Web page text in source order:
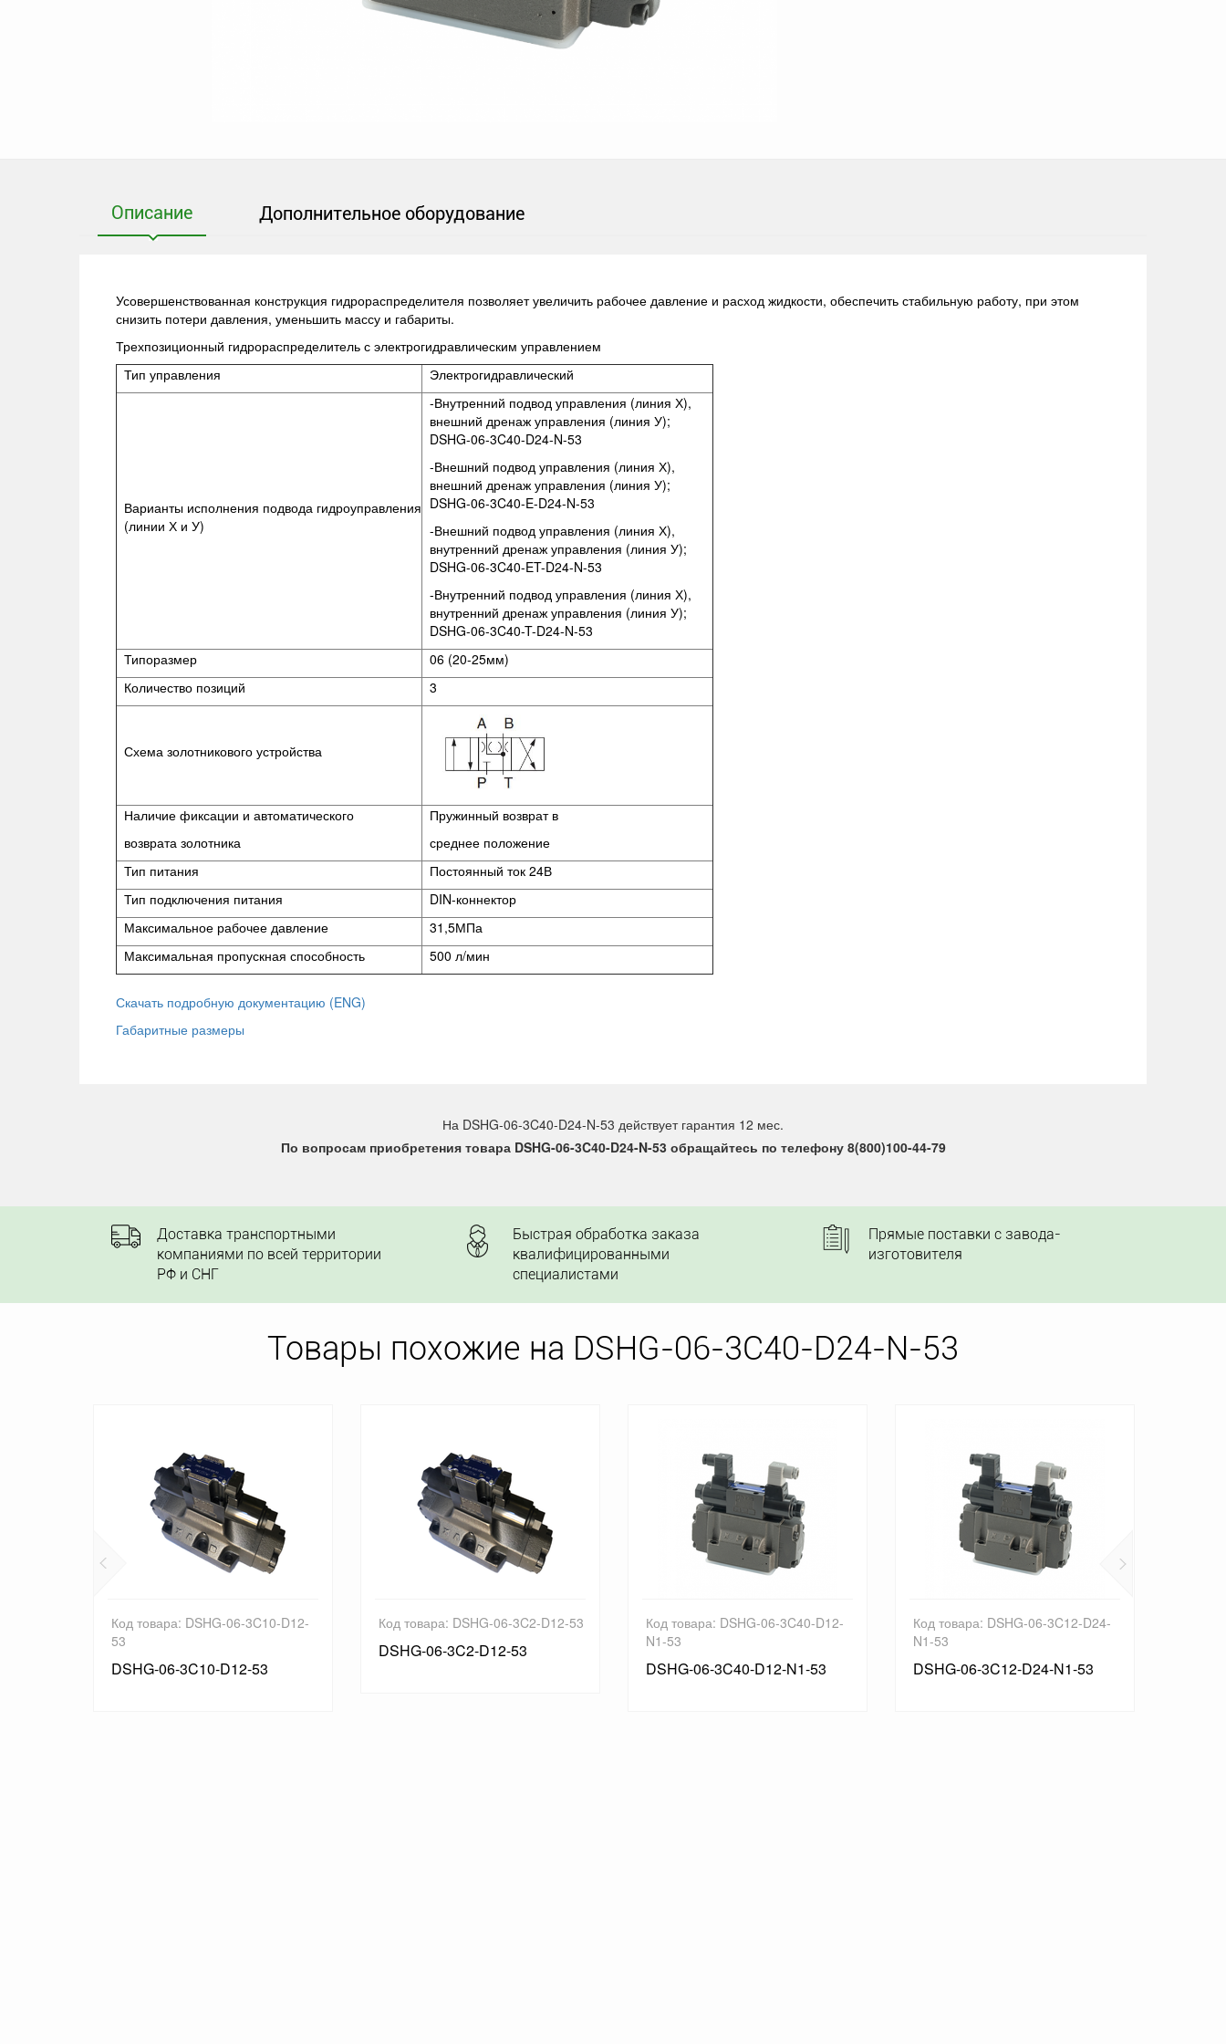
Описание Дополнительное оборудование
Усовершенствованная конструкция гидрораспределителя позволяет увеличить рабочее давление и расход жидкости, обеспечить стабильную работу, при этом
снизить потери давления, уменьшить массу и габариты.
Трехпозиционный гидрораспределитель с электрогидравлическим управлением
Тип управления
Электрогидравлический
Варианты исполнения подвода гидроуправления
(линии Х и У)
-Внутренний подвод управления (линия Х),
внешний дренаж управления (линия У);
DSHG-06-3C40-D24-N-53
-Внешний подвод управления (линия Х),
внешний дренаж управления (линия У);
DSHG-06-3C40-E-D24-N-53
-Внешний подвод управления (линия Х),
внутренний дренаж управления (линия У);
DSHG-06-3C40-ET-D24-N-53
-Внутренний подвод управления (линия Х),
внутренний дренаж управления (линия У);
DSHG-06-3C40-T-D24-N-53
Типоразмер
06 (20-25мм)
Количество позиций
3
Схема золотникового устройства
Наличие фиксации и автоматического
возврата золотника
Пружинный возврат в
среднее положение
Тип питания
Постоянный ток 24В
Тип подключения питания
DIN-коннектор
Максимальное рабочее давление
31,5МПа
Максимальная пропускная способность
500 л/мин
Скачать подробную документацию (ENG)
Габаритные размеры
На DSHG-06-3C40-D24-N-53 действует гарантия 12 мес.
По вопросам приобретения товара DSHG-06-3C40-D24-N-53 обращайтесь по телефону 8(800)100-44-79
Доставка транспортными
компаниями по всей территории
РФ и СНГ
Быстрая обработка заказа
квалифицированными
специалистами
Прямые поставки с завода-
изготовителя
Товары похожие на DSHG-06-3C40-D24-N-53
Код товара: DSHG-06-3C2-D12-53
DSHG-06-3C2-D12-53
Код товара: DSHG-06-3C40-D12-
N1-53
Код товара: DSHG-06-3C12-D24-
N1-53
DSHG-06-3C12-D24-N1-53
Код товара: DSHG-06-2B4-D12-53
DSHG-06-2B4-D12-53